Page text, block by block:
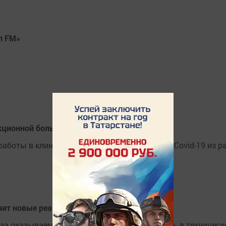
FM»
больницы Набережных Челнов
в клинике, куда поступают больные с Covid-19 из
новые реанимобили